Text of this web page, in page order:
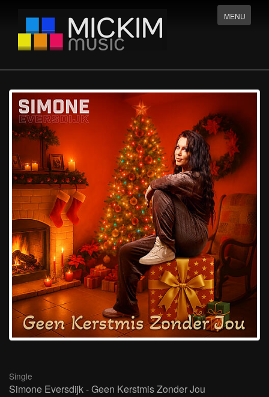
Menu
MENU
Single
Simone Eversdijk - Geen Kerstmis Zonder Jou